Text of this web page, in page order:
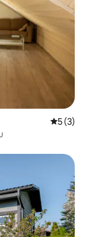
5 (3)